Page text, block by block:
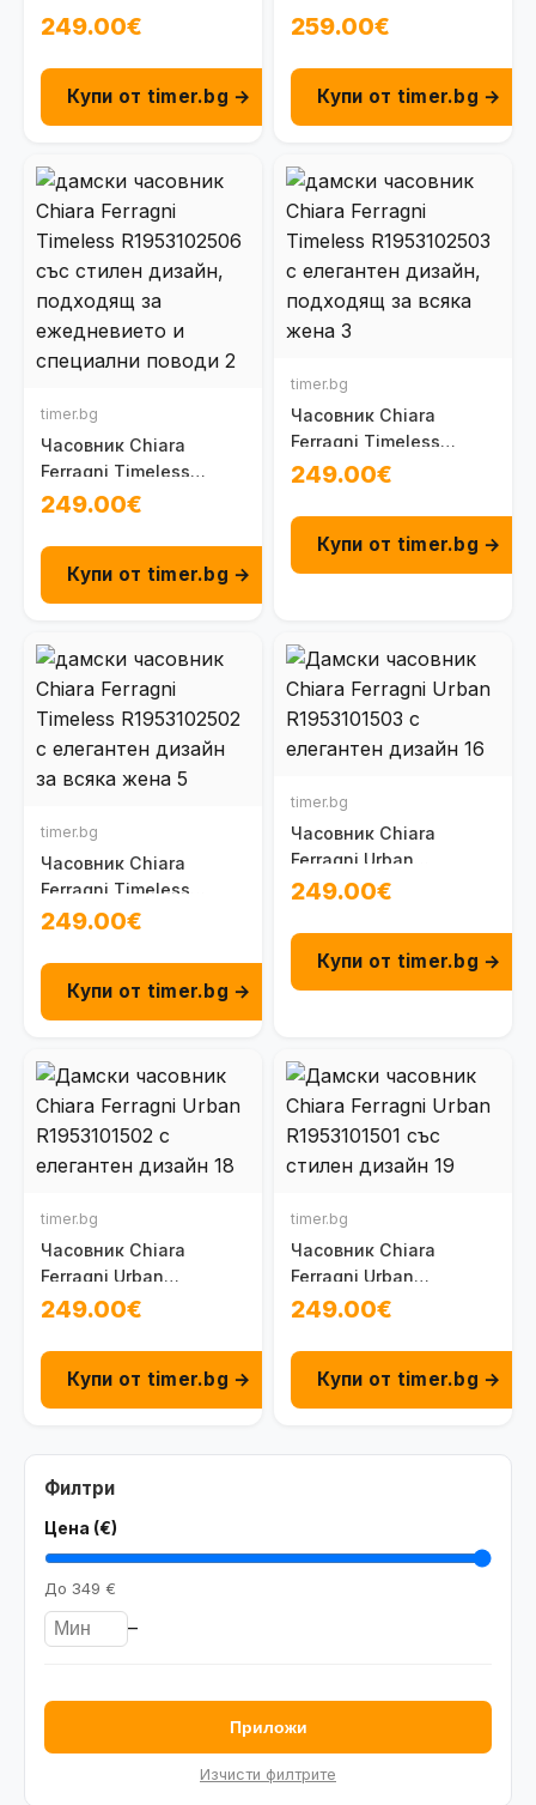
Филтри
Цена (€)
До 349 €
–
Приложи
Изчисти филтрите
R1953100505
249.00€
Купи от timer.bg →
R1953100504
259.00€
Купи от timer.bg →
timer.bg
Часовник Chiara
Ferragni Timeless
R1953102506
249.00€
Купи от timer.bg →
timer.bg
Часовник Chiara
Ferragni Timeless
R1953102503
249.00€
Купи от timer.bg →
timer.bg
Часовник Chiara
Ferragni Timeless
R1953102502
249.00€
Купи от timer.bg →
timer.bg
Часовник Chiara
Ferragni Urban
R1953101503
249.00€
Купи от timer.bg →
timer.bg
Часовник Chiara
Ferragni Urban
R1953101502
249.00€
Купи от timer.bg →
timer.bg
Часовник Chiara
Ferragni Urban
R1953101501
249.00€
Купи от timer.bg →